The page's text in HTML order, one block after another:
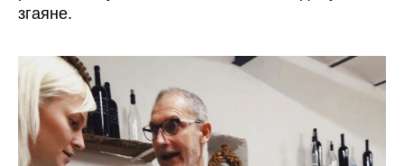
згаяне.